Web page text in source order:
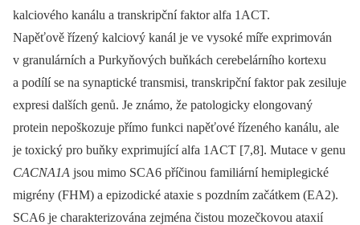
kalciového kanálu a transkripční faktor alfa 1ACT.
Napěťově řízený kalciový kanál je ve vysoké míře exprimován
v granulárních a Purkyňových buňkách cerebelárního kortexu
a podílí se na synaptické transmisi, transkripční faktor pak zesiluje
expresi dalších genů. Je známo, že patologicky elongovaný
protein nepoškozuje přímo funkci napěťové řízeného kanálu, ale
je toxický pro buňky exprimující alfa 1ACT [7,8]. Mutace v genu
CACNA1A jsou mimo SCA6 příčinou familiární hemiplegické
migrény (FHM) a epizodické ataxie s pozdním začátkem (EA2).
SCA6 je charakterizována zejména čistou mozečkovou ataxií